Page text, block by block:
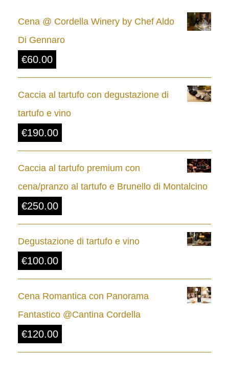
a
p
r
z
o
:
a
€
.
0
0
€
Cena @ Cordella Winery by Chef Aldo
Di Gennaro
€60.00
Caccia al tartufo con degustazione di
tartufo e vino
€190.00
Caccia al tartufo premium con
cena/pranzo al tartufo e Brunello di Montalcino
€250.00
Degustazione di tartufo e vino
€100.00
Cena Romantica con Panorama
Fantastico @Cantina Cordella
€120.00